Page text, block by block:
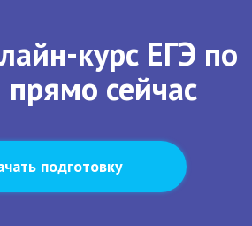
курс ЕГЭ по
сейчас
подготовку